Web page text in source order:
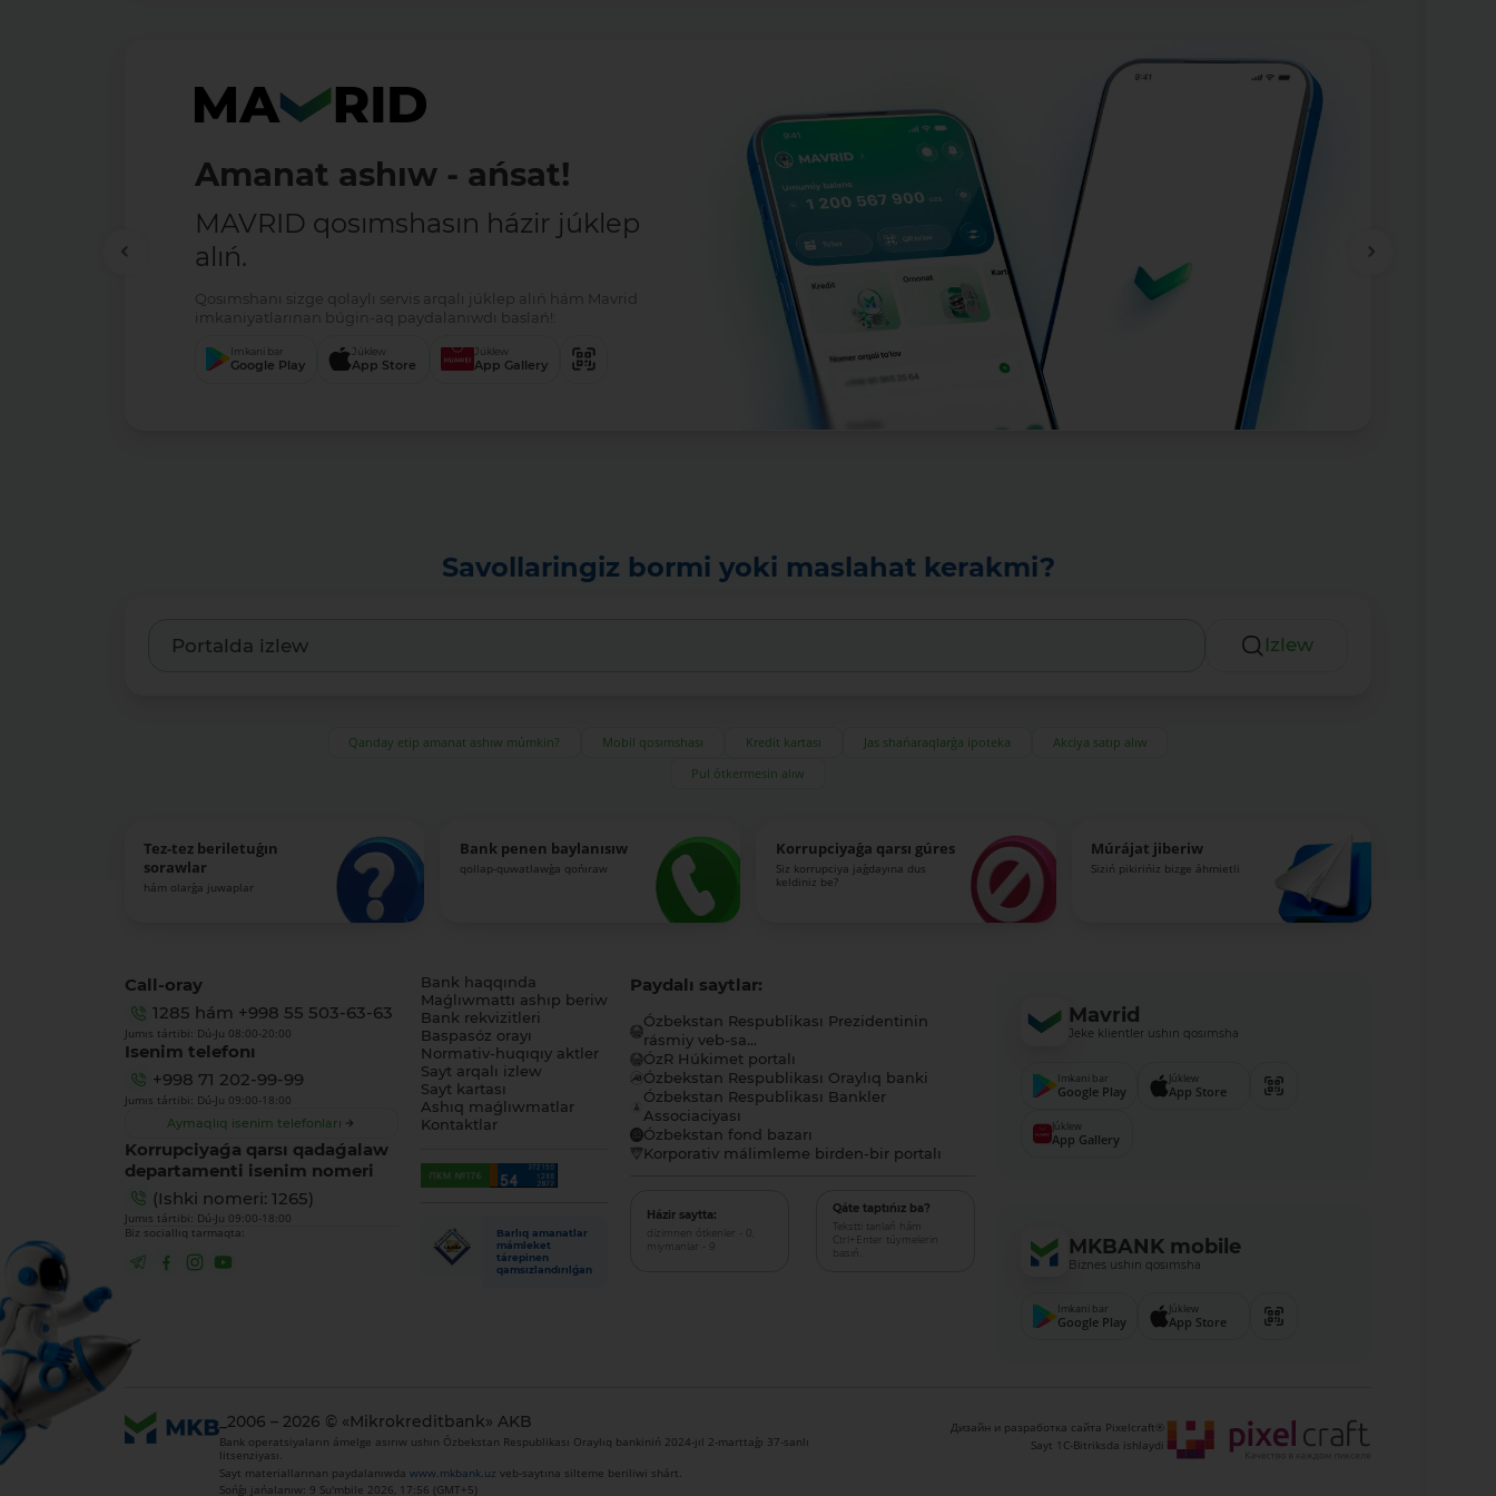
Amanat ashıw - ańsat!
MAVRID qosımshasın házir júklep
alıń.
Qosımshanı sizge qolaylı servis arqalı júklep alıń hám Mavrid
imkaniyatlarınan búgin-aq paydalanıwdı baslań!:
Imkani bar
Google Play
Júklew
App Store
Júklew
App Gallery
Savollaringiz bormi yoki maslahat kerakmi?
Izlew
Qanday etip amanat ashıw múmkin? Mobil qosımshası Kredit kartası Jas shańaraqlarǵa ipoteka
Akciya satıp alıw
Pul ótkermesin alıw
Tez-tez beriletuǵın
sorawlar
hám olarǵa juwaplar
Bank penen baylanısıw
qollap-quwatlawǵa qońıraw
Korrupciyaǵa qarsı gúres
Siz korrupciya jaǵdayına dus
keldiniz be?
Múrájat jiberiw
Siziń pikirińiz bizge áhmietli
Call-oray
1285 hám +998 55 503-63-63
Jumıs tártibi: Dú-Ju 08:00-20:00
Isenim telefonı
+998 71 202-99-99
Jumıs tártibi: Dú-Ju 09:00-18:00
Aymaqlıq isenim telefonları
Korrupciyaǵa qarsı qadaǵalaw
departamenti isenim nomeri
(Ishki nomeri: 1265)
Jumıs tártibi: Dú-Ju 09:00-18:00
Biz sociallıq tarmaqta:
Bank haqqında
Maǵlıwmattı ashıp beriw
Bank rekvizitleri
Baspasóz orayı
Normativ-huqıqıy aktler
Sayt arqalı izlew
Sayt kartası
Ashıq maǵlıwmatlar
Kontaktlar
Barlıq amanatlar
mámleket
tárepinen
qamsızlandırılǵan
Paydalı saytlar:
Ózbekstan Respublikası Prezidentinin
rásmiy veb-sa...
ÓzR Húkimet portalı
Ózbekstan Respublikası Oraylıq banki
Ózbekstan Respublikası Bankler
Associaciyası
Ózbekstan fond bazarı
Korporativ málimleme birden-bir portalı
Házir saytta:
dizimnen ótkenler - 0,
miymanlar - 9
Qáte taptıńız ba?
Tekstti tanlań hám
Ctrl+Enter túymelerin
basıń.
Mavrid
Jeke klientler ushın qosımsha
Imkani bar
Google Play
Júklew
App Store
Júklew
App Gallery
MKBANK mobile
Biznes ushın qosımsha
Imkani bar
Google Play
Júklew
App Store
_2006 – 2026 © «Mikrokreditbank» AKB
Bank operatsiyaların ámelge asırıw ushın Ózbekstan Respublikası Oraylıq bankiniń 2024-jıl 2-marttaǵı 37-sanlı
litsenziyası.
Sayt materiallarınan paydalanıwdawww.mkbank.uz veb-saytına silteme beriliwi shárt.
Sońǵı jańalanıw: 9 Su'mbile 2026, 17:56 (GMT+5)
Дизайн и разработка сайта Pixelcraft®
Sayt 1C-Bitriksda ishlaydi